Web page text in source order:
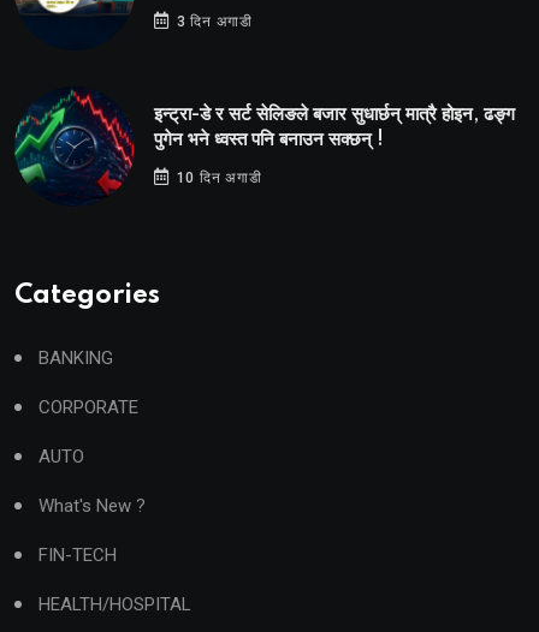
3 दिन अगाडी
इन्ट्रा-डे र सर्ट सेलिङले बजार सुधार्छन् मात्रै होइन, ढङ्ग
पुगेन भने ध्वस्त पनि बनाउन सक्छन् !
10 दिन अगाडी
Categories
BANKING
CORPORATE
AUTO
What's New ?
FIN-TECH
HEALTH/HOSPITAL